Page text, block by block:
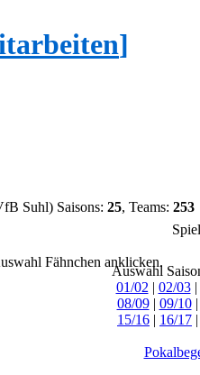
]
Suhl) Saisons: 25, Teams: 253
Fähnchen anklicken.
Auswahl
01/02 | 02/03|
08/09| 09/10|
15/16 | 16/17 |